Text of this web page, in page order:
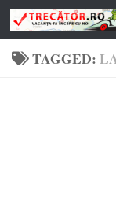
Skip to
TAGGED: